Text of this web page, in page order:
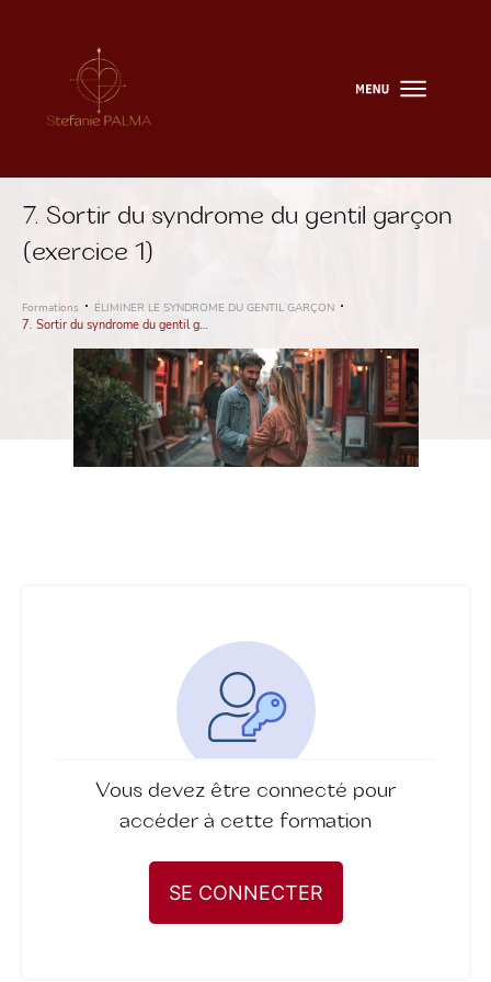
7. Sortir du syndrome du gentil garçon
(exercice 1)
Formations ÉLIMINER LE SYNDROME DU GENTIL GARÇON
7. Sortir du syndrome du gentil garçon (exercice 1)
Vous devez être connecté pour
accéder à cette formation
SE CONNECTER